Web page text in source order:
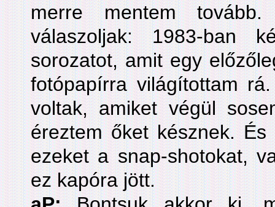
merre mentem
válaszoljak: 1983-ban
sorozatot, amit egy
fotópapírra világítottam
voltak, amiket végül
éreztem őket késznek.
ezeket a snap-shotokat,
ez kapóra jött.